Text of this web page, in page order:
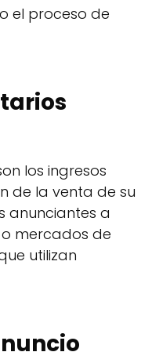
el proceso de
los ingresos
de la venta de su
anunciantes a
mercados de
utilizan